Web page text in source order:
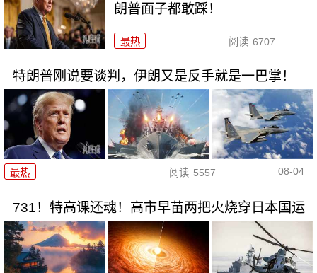
朗普面子都敢踩！
最热 阅读 6707
特朗普刚说要谈判，伊朗又是反手就是一巴掌！
最热 阅读 5557 08-04
731！特高课还魂！高市早苗两把火烧穿日本国运